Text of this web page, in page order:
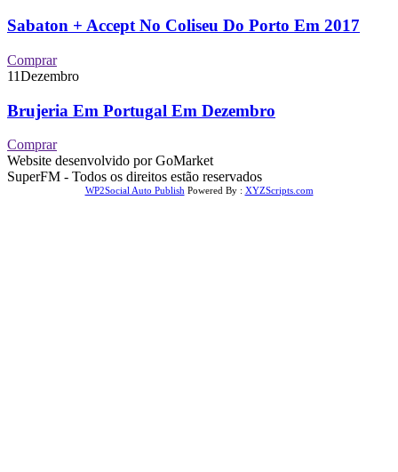
Sabaton + Accept No Coliseu Do Porto Em 2017
Comprar
11Dezembro
Brujeria Em Portugal Em Dezembro
Comprar
Website desenvolvido por GoMarket
SuperFM - Todos os direitos estão reservados
WP2Social Auto Publish Powered By : XYZScripts.com